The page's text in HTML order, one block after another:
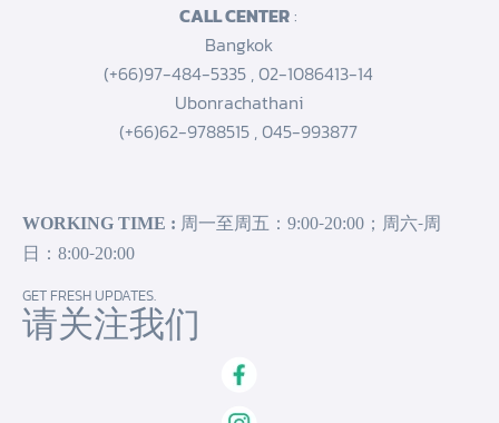
CALL CENTER:
Bangkok
(+66)97-484-5335 ,02-1086413-14
Ubonrachathani
(+66)62-9788515 ,045-993877
WORKING TIME : 周一至周五：9:00-20:00；周六-周
日：8:00-20:00
GET FRESH UPDATES.
请关注我们